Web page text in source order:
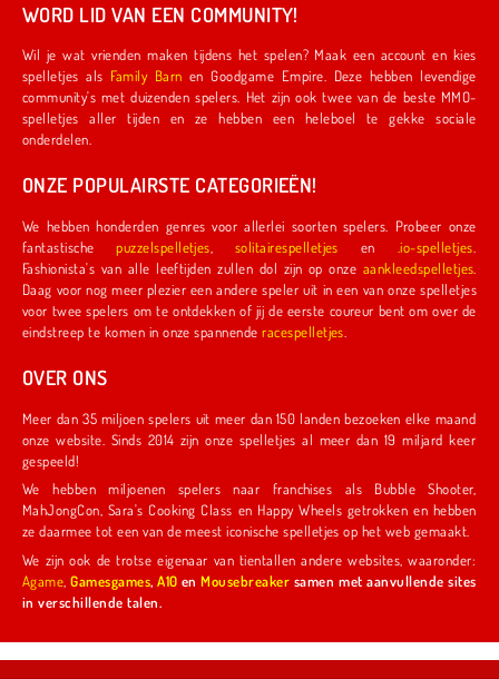
WORD LID VAN EEN COMMUNITY!
Wil je wat vrienden maken tijdens het spelen? Maak een account en kies
spelletjes als
Family Barn en Goodgame Empire. Deze hebben levendige
community's met duizenden spelers. Het zijn ook twee van de beste MMO-
spelletjes aller tijden en ze hebben een heleboel te gekke sociale
onderdelen.
ONZE POPULAIRSTE CATEGORIEËN!
We hebben honderden genres voor allerlei soorten spelers. Probeer onze
fantastischepuzzelspelletjes solitairespelletjes en .io-spelletjes
Fashionista's van alle leeftijden zullen dol zijn op onze aankleedspelletjes
Daag voor nog meer plezier een andere speler uit in een van onze spelletjes
voor twee spelers om te ontdekken of jij de eerste coureur bent om over de
eindstreep te komen in onze spannenderacespelletjes
OVER ONS
Meer dan 35 miljoen spelers uit meer dan 150 landen bezoeken elke maand
onze website. Sinds 2014 zijn onze spelletjes al meer dan 19 miljard keer
gespeeld!
We hebben miljoenen spelers naar franchises als Bubble Shooter,
MahJongCon, Sara's Cooking Class en Happy Wheels getrokken en hebben
ze daarmee tot een van de meest iconische spelletjes op het web gemaakt.
We zijn ook de trotse eigenaar van tientallen andere websites, waaronder:
Agame ,Gamesgames,A10 enMousebreaker samen met aanvullende sites
in verschillende talen.